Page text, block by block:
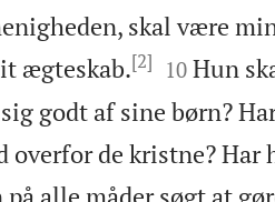
skal være
ægteskab.[2]
10 Hun
godt af sine børn?
de kristne? Har
alle måder søgt at